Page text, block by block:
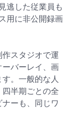
逃した従業員も
用に非公開録画
スタジオで運
バーレイ、画
。一般的な人
半期ごとの全
ーも、同じワ